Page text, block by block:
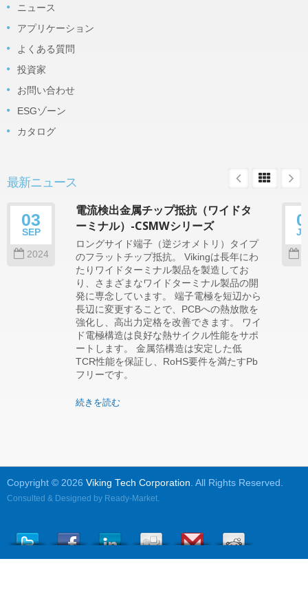
ニュース
アプリケーション
よくある質問
投資家
お問い合わせ
ESGゾーン
カタログ
最新ニュース
03
SEP
2024
電流検出金属チップ抵抗（ワイドタ
ーミナル）-CSMWシリーズ
ロングサイド端子（逆ジオメトリ）タイプ
のフラットチップ抵抗。 Vikingは長年にわ
たりワイドターミナル製品を製造してお
り、さまざまなワイドターミナル製品の開
発に専念しています。 端子電極を短辺から
長辺に変更することで、PCBへの熱放散を
強化し、高出力定格を改善できます。 ワイ
ド電極構造は良好な熱サイクル性能をサポ
ートします。 金属箔構造は安定した低
TCR性能を保証し、RoHS要件を満たすPb
フリーです。
続きを読む
Copyright © 2026 Viking Tech Corporation. All Rights Reserved.
Consulted & Designed by Ready-Market.